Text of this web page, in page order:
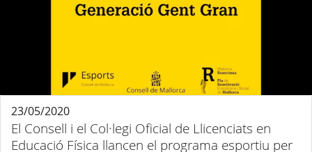
El Consell i el Col·legi Oficial de Llicenciats en
Educació Física llancen el programa esportiu per
23/05/2020